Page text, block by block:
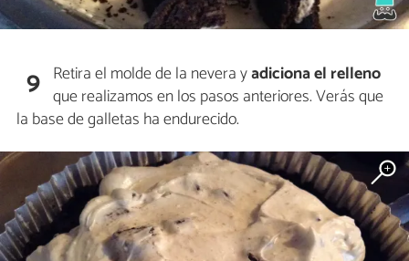
9 Retira el molde de la nevera yadiciona el relleno
que realizamos en los pasos anteriores. Verás que
la base de galletas ha endurecido.